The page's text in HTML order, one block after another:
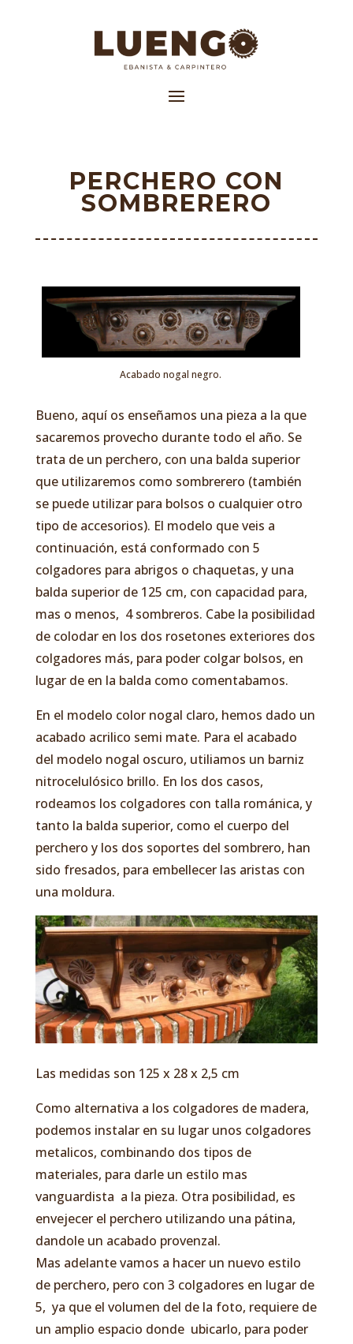
PERCHERO CON
SOMBRERERO
Acabado nogal negro.
Bueno, aquí os enseñamos una pieza a la que
sacaremos provecho durante todo el año. Se
trata de un perchero, con una balda superior
que utilizaremos como sombrerero (también
se puede utilizar para bolsos o cualquier otro
tipo de accesorios). El modelo que veis a
continuación, está conformado con 5
colgadores para abrigos o chaquetas, y una
balda superior de 125 cm, con capacidad para,
mas o menos, 4 sombreros. Cabe la posibilidad
de colodar en los dos rosetones exteriores dos
colgadores más, para poder colgar bolsos, en
lugar de en la balda como comentabamos.
En el modelo color nogal claro, hemos dado un
acabado acrilico semi mate. Para el acabado
del modelo nogal oscuro, utiliamos un barniz
nitrocelulósico brillo. En los dos casos,
rodeamos los colgadores con talla románica, y
tanto la balda superior, como el cuerpo del
perchero y los dos soportes del sombrero, han
sido fresados, para embellecer las aristas con
una moldura.
Las medidas son 125 x 28 x 2,5 cm
Como alternativa a los colgadores de madera,
podemos instalar en su lugar unos colgadores
metalicos, combinando dos tipos de
materiales, para darle un estilo mas
vanguardista a la pieza. Otra posibilidad, es
envejecer el perchero utilizando una pátina,
dandole un acabado provenzal.
Mas adelante vamos a hacer un nuevo estilo
de perchero, pero con 3 colgadores en lugar de
5, ya que el volumen del de la foto, requiere de
un amplio espacio donde ubicarlo, para poder